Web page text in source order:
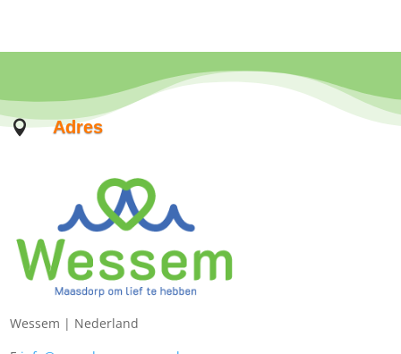
 Adres
Wessem | Nederland